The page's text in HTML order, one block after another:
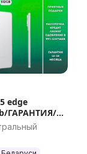
edge
ГАРАНТИЯ/